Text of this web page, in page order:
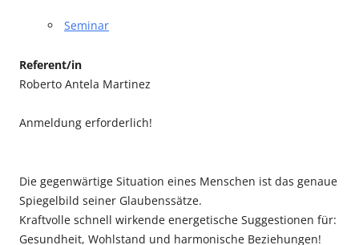
Seminar
Referent/in
Roberto Antela Martinez
Anmeldung erforderlich!
Die gegenwärtige Situation eines Menschen ist das genaue
Spiegelbild seiner Glaubenssätze.
Kraftvolle schnell wirkende energetische Suggestionen für:
Gesundheit, Wohlstand und harmonische Beziehungen!